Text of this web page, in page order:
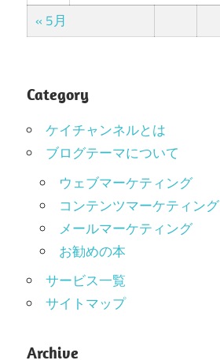
« 5月
Category
ケイチャンネルとは
ブログテーマについて
ウェブマーケティング
コンテンツマーケティング
メールマーケティング
お勧めの本
サービス一覧
サイトマップ
Archive